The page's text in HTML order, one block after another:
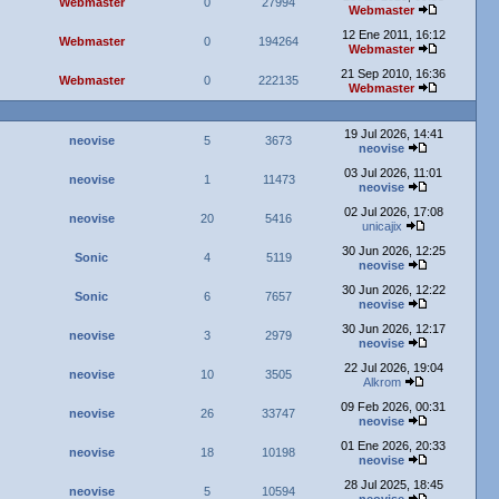
Webmaster
Webmaster 0 194264
12 Ene 2011, 16:12
Webmaster
Webmaster 0 222135
21 Sep 2010, 16:36
Webmaster
neovise 5 3673
19 Jul 2026, 14:41
neovise
neovise 1 11473
03 Jul 2026, 11:01
neovise
neovise 20 5416
02 Jul 2026, 17:08
unicajix
Sonic 4 5119
30 Jun 2026, 12:25
neovise
Sonic 6 7657
30 Jun 2026, 12:22
neovise
neovise 3 2979
30 Jun 2026, 12:17
neovise
neovise 10 3505
22 Jul 2026, 19:04
Alkrom
neovise 26 33747
09 Feb 2026, 00:31
neovise
neovise 18 10198
01 Ene 2026, 20:33
neovise
neovise 5 10594
28 Jul 2025, 18:45